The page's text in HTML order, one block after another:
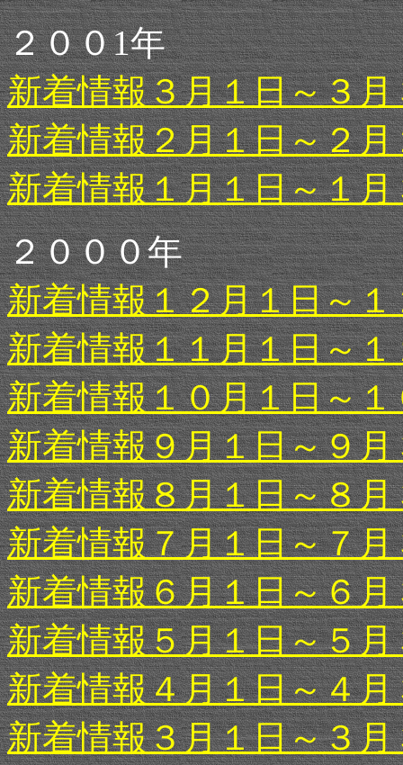
２００1年
新着情報３月１日～３
新着情報２月１日～２
新着情報１月１日～１
２０００年
新着情報１２月１日～
新着情報１１月１日～
新着情報１０月１日～
新着情報９月１日～９
新着情報８月１日～８
新着情報７月１日～７
新着情報６月１日～６
新着情報５月１日～５
新着情報４月１日～４
新着情報３月１日～３